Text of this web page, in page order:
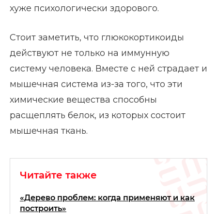
хуже психологически здорового.
Стоит заметить, что глюкокортикоиды
действуют не только на иммунную
систему человека. Вместе с ней страдает и
мышечная система из-за того, что эти
химические вещества способны
расщеплять белок, из которых состоит
мышечная ткань.
Читайте также
«Дерево проблем: когда применяют и как
построить»